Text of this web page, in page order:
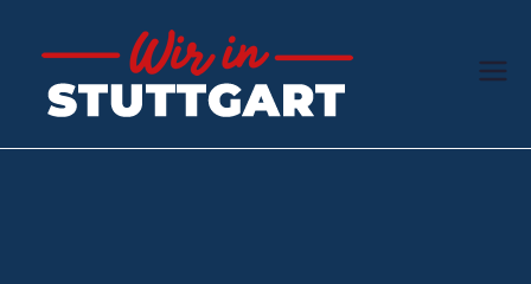
Inhalt
springen
Stuttg